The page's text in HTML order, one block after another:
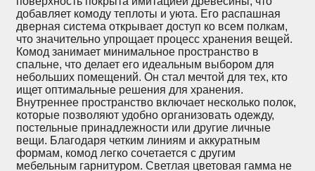
добавляет комоду теплоты и уюта. Его распашная
дверная система открывает доступ ко всем полкам,
что значительно упрощает процесс хранения вещей.
Комод занимает минимальное пространство в
спальне, что делает его идеальным выбором для
небольших помещений. Он стал мечтой для тех, кто
ищет оптимальные решения для хранения.
Внутреннее пространство включает несколько полок,
которые позволяют удобно организовать одежду,
постельные принадлежности или другие личные
вещи. Благодаря четким линиям и аккуратным
формам, комод легко сочетается с другим
мебельным гарнитуром. Светлая цветовая гамма не